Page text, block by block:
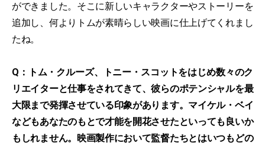
ができました。そこに新しいキャラクターやストーリーを
追加し、何よりトムが素晴らしい映画に仕上げてくれまし
たね。
Q：トム・クルーズ、トニー・スコットをはじめ数々のク
リエイターと仕事をされてきて、彼らのポテンシャルを最
大限まで発揮させている印象があります。マイケル・ベイ
などもあなたのもとで才能を開花させたといっても良いか
もしれません。映画製作において監督たちとはいつもどの